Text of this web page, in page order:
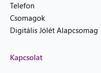
Telefon
Csomagok
Digitális Jólét Alapcsomag
Kapcsolat